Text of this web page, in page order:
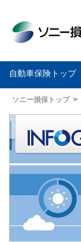
自動車保険トップ
ソニー損保トップ